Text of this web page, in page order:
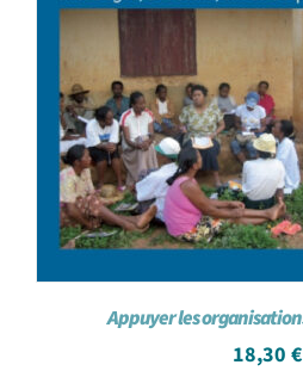
Appuyer les
18,30 €